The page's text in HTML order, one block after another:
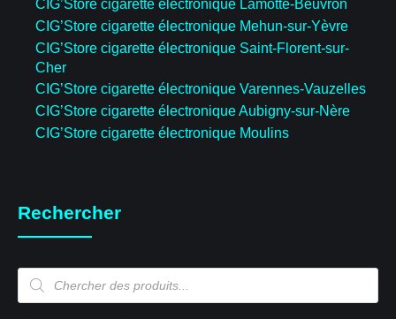
CIG’Store cigarette électronique Lamotte-Beuvron
CIG’Store cigarette électronique Mehun-sur-Yèvre
CIG’Store cigarette électronique Saint-Florent-sur-
Cher
CIG’Store cigarette électronique Varennes-Vauzelles
CIG’Store cigarette électronique Aubigny-sur-Nère
CIG’Store cigarette électronique Moulins
Rechercher
Recherche